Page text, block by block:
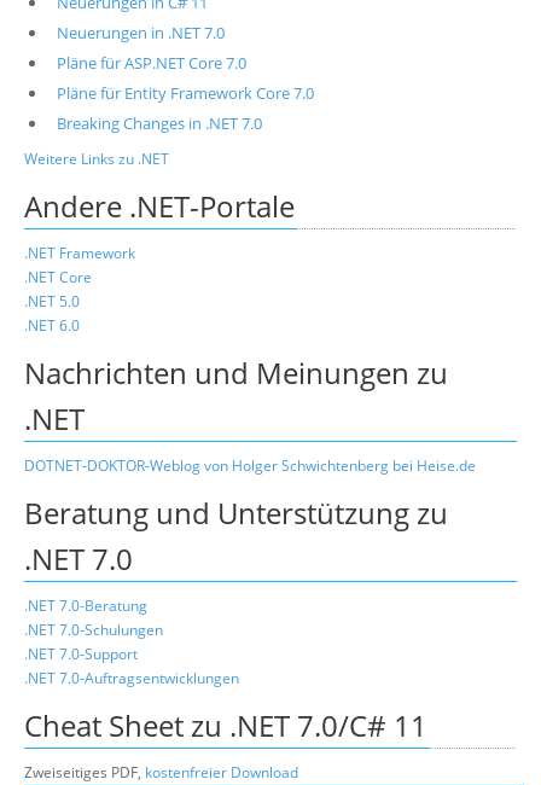
Neuerungen in .NET 7.0
Pläne für ASP.NET Core 7.0
Pläne für Entity Framework Core 7.0
Breaking Changes in .NET 7.0
Weitere Links zu .NET
Andere .NET-Portale
.NET Framework
.NET Core
.NET 5.0
.NET 6.0
Nachrichten und Meinungen zu
.NET
DOTNET-DOKTOR-Weblog von Holger Schwichtenberg bei Heise.de
Beratung und Unterstützung zu
.NET 7.0
.NET 7.0-Beratung
.NET 7.0-Schulungen
.NET 7.0-Support
.NET 7.0-Auftragsentwicklungen
Cheat Sheet zu .NET 7.0/C# 11
Zweiseitiges PDF, kostenfreier Download